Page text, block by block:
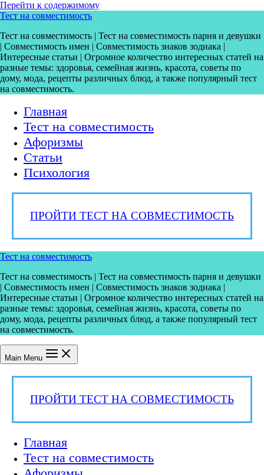
Перейти к содержимому
Тест на совместимость
Тест на совместимость | Тест на совместимость парня и девушки
| Совместимость имен | Совместимость знаков зодиака |
Интересные статьи | Огромное количество интересных статей на
разные темы: здоровья, семейная жизнь, красота, советы по
дому, мода, рецепты различных блюд, а также популярный тест
на совместимость.
Главная
Тест на совместимость
Афоризмы
Статьи
Психология
ПРОЙТИ ТЕСТ НА СОВМЕСТИМОСТЬ
Тест на совместимость
Тест на совместимость | Тест на совместимость парня и девушки
| Совместимость имен | Совместимость знаков зодиака |
Интересные статьи | Огромное количество интересных статей на
разные темы: здоровья, семейная жизнь, красота, советы по
дому, мода, рецепты различных блюд, а также популярный тест
на совместимость.
Main Menu
ПРОЙТИ ТЕСТ НА СОВМЕСТИМОСТЬ
Главная
Тест на совместимость